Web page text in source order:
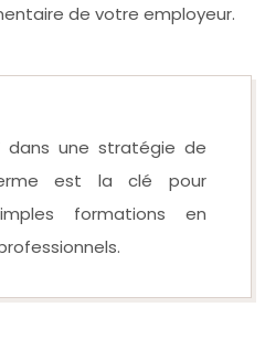
de votre employeur.
dans une stratégie de
est la clé pour
formations en